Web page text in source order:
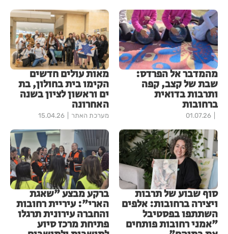
מהמדבר אל הפרדס:
שבת של קצב, קפה
ותרבות בדואית
ברחובות
01.07.26
מאות עולים חדשים
הקימו בית בחולון, בת
ים וראשון לציון בשנה
האחרונה
מערכת האתר 15.04.26
סוף שבוע של תרבות
ויצירה ברחובות: אלפים
השתתפו בפסטיבל
"אמני רחובות פותחים
ברקע מבצע "שאגת
הארי": עיריית רחובות
והחברה עירונית תרגלו
פתיחת מרכז סיוע